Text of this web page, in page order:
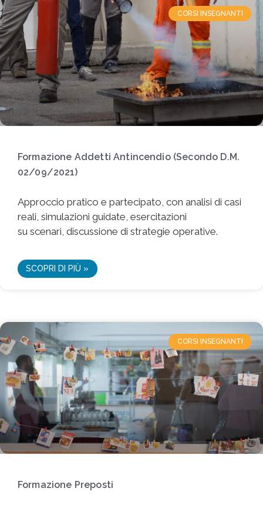
CORSI INSEGNANTI
Formazione Addetti Antincendio (Secondo D.M.
02/09/2021)
Approccio pratico e partecipato, con analisi di casi
reali, simulazioni guidate, esercitazioni
su scenari, discussione di strategie operative.
SCOPRI DI PIÙ »
CORSI INSEGNANTI
Formazione Preposti